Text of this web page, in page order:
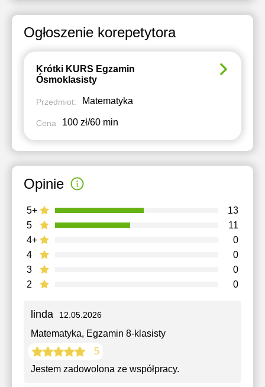
Ogłoszenie korepetytora
Krótki KURS Egzamin
Ósmoklasisty
Przedmiot: Matematyka
Cena 100 zł/60 min
Opinie
2 0
3 0
4 0
4+ 0
5 11
5+ 13
linda 12.05.2026
Matematyka, Egzamin 8-klasisty
5
Jestem zadowolоnа ze współpracy.